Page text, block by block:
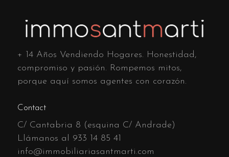
+ 14 Años Vendiendo Hogares. Honestidad,
compromiso y pasión. Rompemos mitos,
porque aquí somos agentes con corazón.
Contact
C/ Cantabria 8 (esquina C/ Andrade)
Llámanos al 933 14 85 41
info@immobiliariasantmarti.com